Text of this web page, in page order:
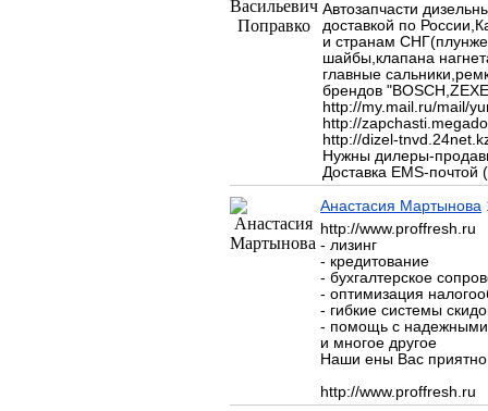
Автозапчасти
доставкой по
и странам
шайбы,клапана
главные
брендов
http://my.mail.ru/mail/
http://
http://dizel-
Нужны дилеры-
Доставка EMS-почтой
Анастасия Мартынова
http://www.proffresh.ru
- лизинг
- кредитование
- бухгалтерское
- оптимизация
- гибкие системы
- помощь с
и многое другое
Наши ены Вас
http://www.proffresh.ru